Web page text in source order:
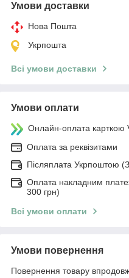
Умови доставки
Нова Пошта
Укрпошта
Всі умови доставки
Умови оплати
Онлайн-оплата карткою
Оплата за реквізитами
Післяплата Укрпоштою
Оплата накладним
300 грн)
Всі умови оплати
Умови повернення
Повернення товару